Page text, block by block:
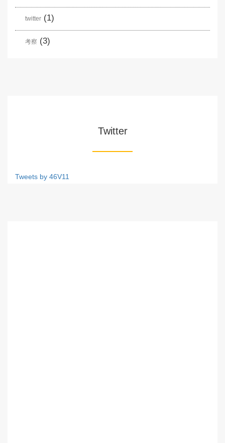
twitter (1)
考察 (3)
Twitter
Tweets by 46V11